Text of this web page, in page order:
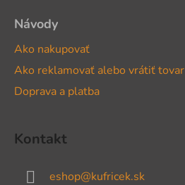
Návody
Ako nakupovať
Ako reklamovať alebo vrátiť tovar
Doprava a platba
Kontakt
eshop@kufricek.sk